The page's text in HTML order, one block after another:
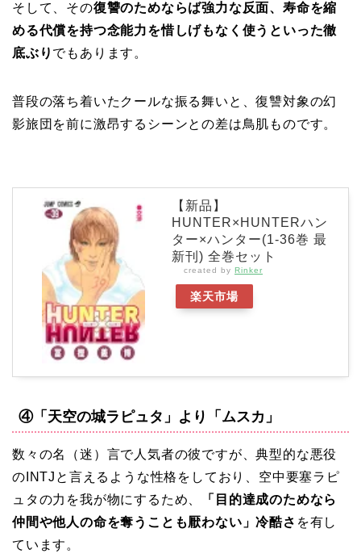
そして、その復讐のためならば強力な反面、寿命を縮
める代償を持つ念能力を惜しげもなく使うといった徹
底ぶり でもあります。
普段の落ち着いたクールな振る舞いと、復讐対象の幻
影旅団を前に激昂するシーンとの差は鳥肌ものです。
【新品】
HUNTER×HUNTERハン
ター×ハンター(1-36巻 最
新刊) 全巻セット
created by Rinker
楽天市場
④「天空の城ラピュタ」より「ムスカ」
数々の名（迷）言で人気者の彼ですが、典型的な悪役
のINTJと言えるような性格をしており、空中要塞ラピ
ュタの力を我が物にするため、
「目的達成のためなら
仲間や他人の命を奪うことも厭わない」冷酷さ を有し
ています。